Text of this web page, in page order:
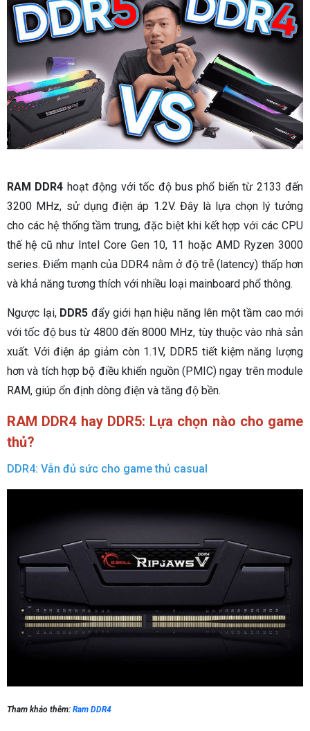
RAM DDR4 hoạt động với tốc độ bus phổ biến từ 2133 đến
3200 MHz, sử dụng điện áp 1.2V. Đây là lựa chọn lý tưởng
cho các hệ thống tầm trung, đặc biệt khi kết hợp với các CPU
thế hệ cũ như Intel Core Gen 10, 11 hoặc AMD Ryzen 3000
series. Điểm mạnh của DDR4 nằm ở độ trễ (latency) thấp hơn
và khả năng tương thích với nhiều loại mainboard phổ thông.
Ngược lại, DDR5 đẩy giới hạn hiệu năng lên một tầm cao mới
với tốc độ bus từ 4800 đến 8000 MHz, tùy thuộc vào nhà sản
xuất. Với điện áp giảm còn 1.1V, DDR5 tiết kiệm năng lượng
hơn và tích hợp bộ điều khiển nguồn (PMIC) ngay trên module
RAM, giúp ổn định dòng điện và tăng độ bền.
RAM DDR4 hay DDR5: Lựa chọn nào cho game
thủ?
DDR4: Vẫn đủ sức cho game thủ casual
Tham khảo thêm: Ram DDR4